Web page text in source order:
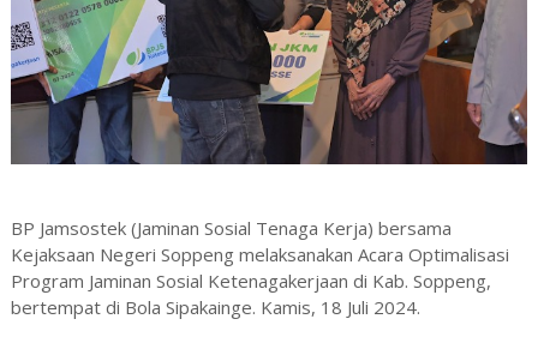
BP Jamsostek (Jaminan Sosial Tenaga Kerja) bersama
Kejaksaan Negeri Soppeng melaksanakan Acara Optimalisasi
Program Jaminan Sosial Ketenagakerjaan di Kab. Soppeng,
bertempat di Bola Sipakainge. Kamis, 18 Juli 2024.